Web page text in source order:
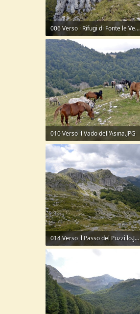
006 Verso i Rifugi di Fonte le Vene.JPG
309,7 KB · Visite: 125
010 Verso il Vado dell'Asina.JPG
324,1 KB · Visite: 127
014 Verso il Passo del Puzzillo.JPG
314,1 KB · Visite: 138